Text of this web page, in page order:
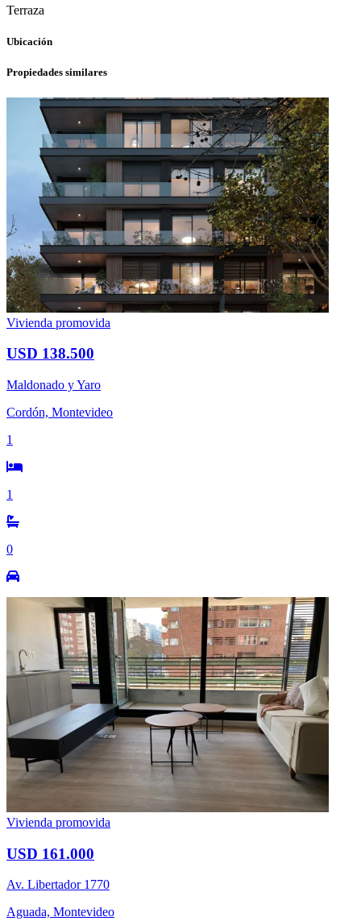
Terraza
Ubicación
Propiedades similares
Vivienda promovida
USD 138.500
Maldonado y Yaro
Cordón, Montevideo
1
1
0
Vivienda promovida
USD 161.000
Av. Libertador 1770
Aguada, Montevideo